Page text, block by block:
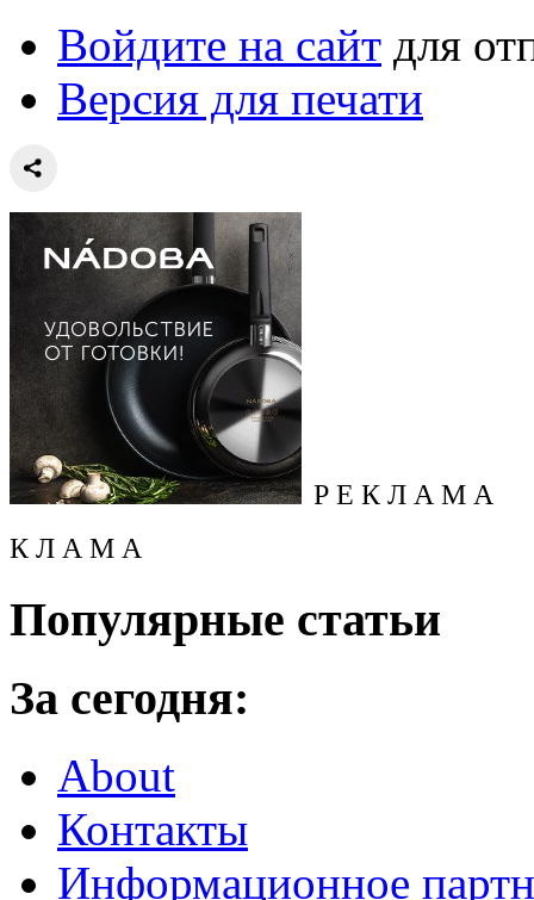
Войдите на сайт для
Версия для печати
Р Е К Л А М А
К Л А М А
Популярные статьи
За сегодня:
About
Контакты
Информационное